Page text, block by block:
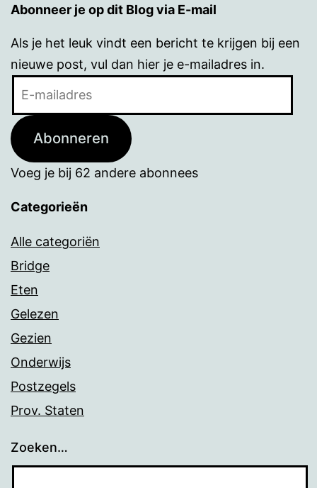
Abonneer je op dit Blog via E-mail
Als je het leuk vindt een bericht te krijgen bij een
nieuwe post, vul dan hier je e-mailadres in.
Abonneren
Voeg je bij 62 andere abonnees
Categorieën
Alle categoriën
Bridge
Eten
Gelezen
Gezien
Onderwijs
Postzegels
Prov. Staten
Zoeken…